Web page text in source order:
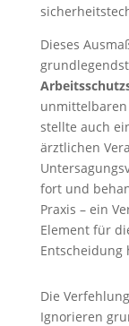
Dieses
stellte auch
ärztlichen
fort und
Praxis – ein
Element für
Entscheidung
Die
Ignorieren